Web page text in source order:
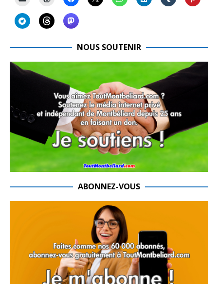
NOUS SOUTENIR
ABONNEZ-VOUS